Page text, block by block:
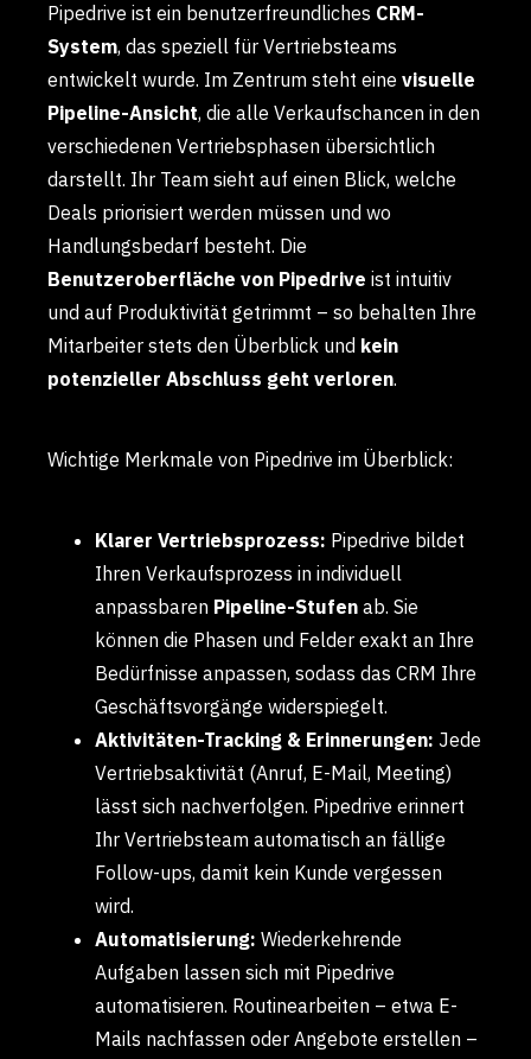
Pipedrive ist ein benutzerfreundliches CRM-
System, das speziell für Vertriebsteams
entwickelt wurde. Im Zentrum steht eine visuelle
Pipeline-Ansicht, die alle Verkaufschancen in den
verschiedenen Vertriebsphasen übersichtlich
darstellt. Ihr Team sieht auf einen Blick, welche
Deals priorisiert werden müssen und wo
Handlungsbedarf besteht. Die
Benutzeroberfläche von Pipedrive ist intuitiv
und auf Produktivität getrimmt – so behalten Ihre
Mitarbeiter stets den Überblick und kein
potenzieller Abschluss geht verloren.
Wichtige Merkmale von Pipedrive im Überblick:
Klarer Vertriebsprozess: Pipedrive bildet
Ihren Verkaufsprozess in individuell
anpassbaren Pipeline-Stufen ab. Sie
können die Phasen und Felder exakt an Ihre
Bedürfnisse anpassen, sodass das CRM Ihre
Geschäftsvorgänge widerspiegelt.
Aktivitäten-Tracking & Erinnerungen: Jede
Vertriebsaktivität (Anruf, E-Mail, Meeting)
lässt sich nachverfolgen. Pipedrive erinnert
Ihr Vertriebsteam automatisch an fällige
Follow-ups, damit kein Kunde vergessen
wird.
Automatisierung: Wiederkehrende
Aufgaben lassen sich mit Pipedrive
automatisieren. Routinearbeiten – etwa E-
Mails nachfassen oder Angebote erstellen –